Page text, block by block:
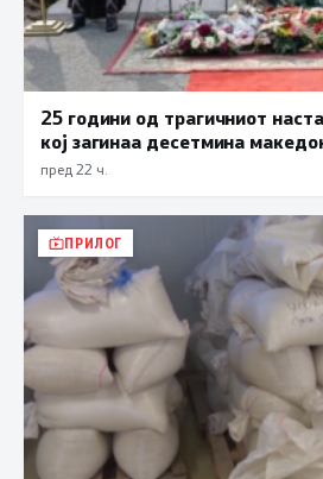
25 години од трагичниот
кој загинаа десетмина
пред 22 ч.
ПРИЛОГ